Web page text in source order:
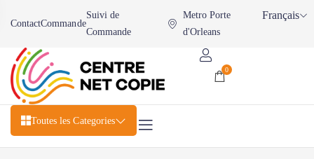
ContactCommande
Suivi de
Commande
Metro Porte
d'Orleans
Français
0
Toutes les Categories